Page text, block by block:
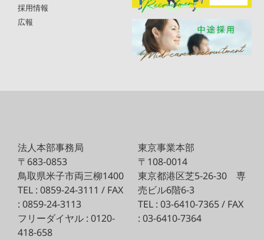
採用情報
広報
法人本部事務局
〒683-0853
鳥取県米子市両三柳1400
TEL : 0859-24-3111 / FAX
: 0859-24-3113
フリーダイヤル : 0120-
418-658
東京事業本部
〒108-0014
東京都港区芝5-26-30 専
売ビル6階6-3
TEL : 03-6410-7365 / FAX
: 03-6410-7364